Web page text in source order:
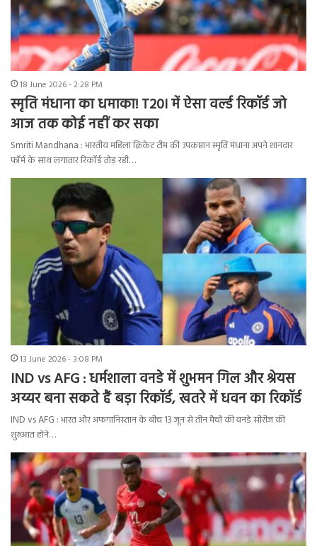
18 June 2026 - 2:28 PM
स्मृति मंधाना का धमाका! T20I में ऐसा वर्ल्ड रिकॉर्ड जो
आज तक कोई नहीं कर सका
Smriti Mandhana : भारतीय महिला क्रिकेट टीम की उपकप्तान स्मृति मंधाना अपने शानदार
फॉर्म के साथ लगातार रिकॉर्ड तोड़ रही…
13 June 2026 - 3:08 PM
IND vs AFG : धर्मशाला वनडे में शुभमन गिल और श्रेयस
अय्यर बना सकते हैं बड़ा रिकॉर्ड, खतरे में धवन का रिकॉर्ड
IND vs AFG : भारत और अफगानिस्तान के बीच 13 जून से तीन मैचों की वनडे सीरीज की
शुरुआत होने…